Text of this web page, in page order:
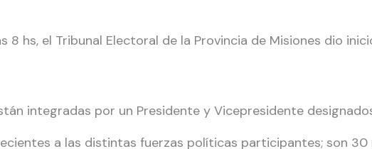
8 hs, el Tribunal Electoral de la Provincia de Misiones dio
integradas por un Presidente y Vicepresidente
a las distintas fuerzas políticas participantes; son